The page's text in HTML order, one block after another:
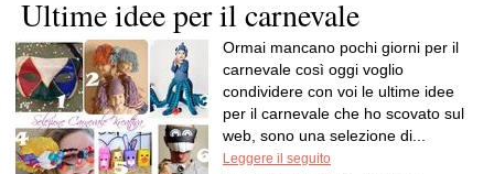
Ultime idee per il carnevale
Ormai mancano pochi giorni per il
carnevale così oggi voglio
condividere con voi le ultime idee
per il carnevale che ho scovato sul
web, sono una selezione di...
Leggere il seguito